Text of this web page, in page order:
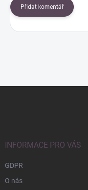
Přidat komentář
INFORMACE PRO VÁS
GDPR
O nás